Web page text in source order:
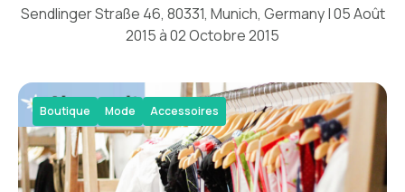
Sendlinger Straße 46, 80331, Munich, Germany | 05 Août
2015 à 02 Octobre 2015
Boutique Mode Accessoires